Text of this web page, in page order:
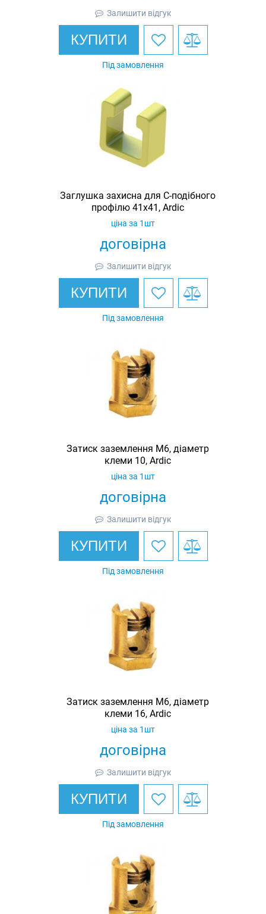
Залишити відгук
КУПИТИ
Під замовлення
Заглушка захисна для С-подібного
профілю 41х41, Ardic
договірна
ціна за 1шт
Залишити відгук
КУПИТИ
Під замовлення
Затиск заземлення M6, діаметр
клеми 10, Ardic
договірна
ціна за 1шт
Залишити відгук
КУПИТИ
Під замовлення
Затиск заземлення M6, діаметр
клеми 16, Ardic
договірна
ціна за 1шт
Залишити відгук
КУПИТИ
Під замовлення